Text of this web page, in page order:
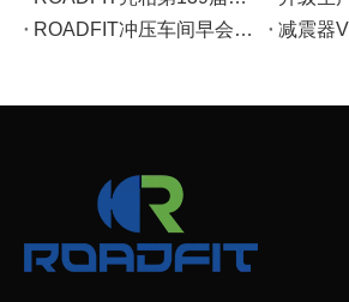
ROADFIT冲压车间早会：担当责任、践行5S、守护安全——在日常工作中解读企业文化